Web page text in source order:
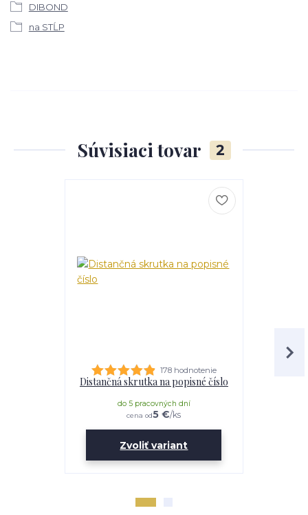
DIBOND
na STĹP
Súvisiaci tovar 2
178 hodnotenie
Distančná skrutka na popisné číslo
cena od5 €/ks
do 5 pracovných dní
Zvoliť variant